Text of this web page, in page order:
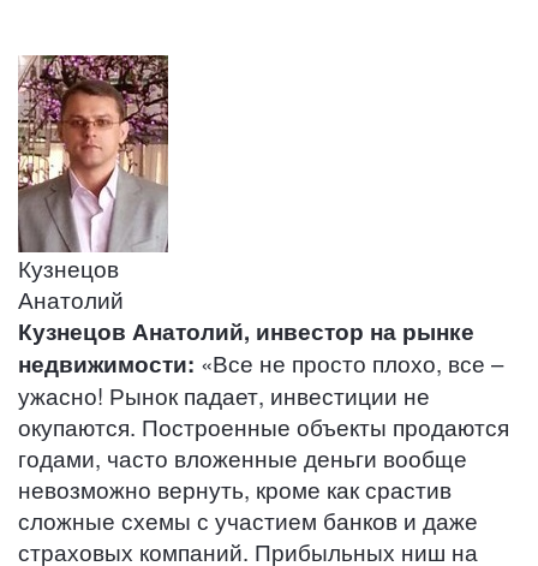
Кузнецов
Анатолий
Кузнецов Анатолий, инвестор на рынке
недвижимости: «Все не просто плохо, все –
ужасно! Рынок падает, инвестиции не
окупаются. Построенные объекты продаются
годами, часто вложенные деньги вообще
невозможно вернуть, кроме как срастив
сложные схемы с участием банков и даже
страховых компаний. Прибыльных ниш на